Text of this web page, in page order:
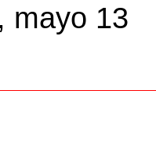
mayo 13